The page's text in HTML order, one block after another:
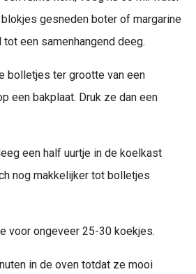
gesneden boter of margarine
een samenhangend deeg.
bolletjes ter grootte van een
een bakplaat. Druk ze dan een
een half uurtje in de koelkast
nog makkelijker tot bolletjes
voor ongeveer 25-30 koekjes.
in de oven totdat ze mooi